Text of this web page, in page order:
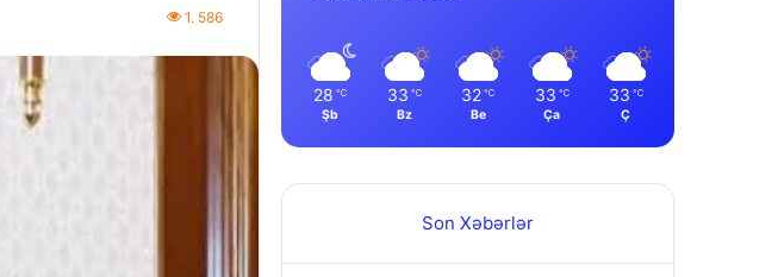
1. 586
28 ℃
Şb
33 ℃
Bz
32 ℃
Be
33 ℃
Ça
33 ℃
Ç
Son Xəbərlər